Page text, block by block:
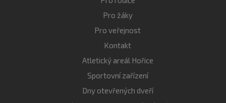
Pro žáky
Pro veřejnost
Kontakt
Atletický areál Hořice
Sportovní zařízení
Dny otevřených dveří